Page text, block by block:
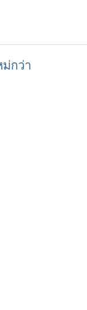
กว่า